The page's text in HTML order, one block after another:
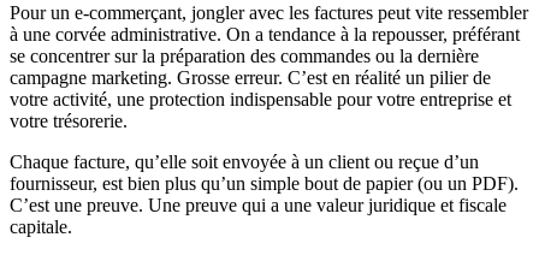
Pour un e-commerçant, jongler avec les factures peut vite ressembler
à une corvée administrative. On a tendance à la repousser, préférant
se concentrer sur la préparation des commandes ou la dernière
campagne marketing. Grosse erreur. C’est en réalité un pilier de
votre activité, une protection indispensable pour votre entreprise et
votre trésorerie.
Chaque facture, qu’elle soit envoyée à un client ou reçue d’un
fournisseur, est bien plus qu’un simple bout de papier (ou un PDF).
C’est une preuve. Une preuve qui a une valeur juridique et fiscale
capitale.